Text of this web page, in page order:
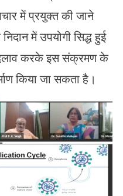
में प्रयुक्त की जाने
में उपयोगी सिद्ध हुई
करके इस संक्रमण के
किया जा सकता है।